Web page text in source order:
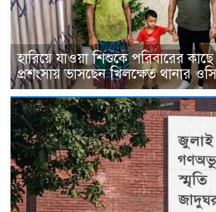
হারিয়ে যাওয়া শিশুকে পরিবারের
প্রশংসায় ভাসছেন খিলক্ষেত থানার ওসি